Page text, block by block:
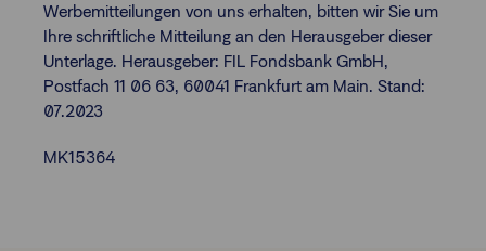
Werbemitteilungen von uns erhalten, bitten wir Sie um
Ihre schriftliche Mitteilung an den Herausgeber dieser
Unterlage. Herausgeber: FIL Fondsbank GmbH,
Postfach 11 06 63, 60041 Frankfurt am Main. Stand:
07.2023
MK15364